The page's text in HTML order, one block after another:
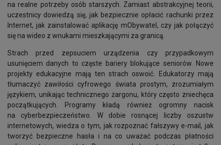
na realne potrzeby osób starszych. Zamiast abstrakcyjnej teorii,
uczestnicy dowiedzą się, jak bezpiecznie opłacić rachunki przez
Internet, jak zainstalować aplikację mObywatel, czy jak połączyć
się na wideo z wnukami mieszkającymi za granicą.
Strach przed zepsuciem urządzenia czy przypadkowym
usunięciem danych to częste bariery blokujące seniorów. Nowe
projekty edukacyjne mają ten strach oswoić. Edukatorzy mają
tłumaczyć zawiłości cyfrowego świata prostym, zrozumiałym
językiem, unikając technicznego żargonu, który często zniechęca
początkujących. Programy kładą również ogromny nacisk
na cyberbezpieczeństwo. W dobie rosnącej liczby oszustw
internetowych, wiedza o tym, jak rozpoznać fałszywy e-mail, jak
tworzyć bezpieczne hasła i na co uważać podczas płatności